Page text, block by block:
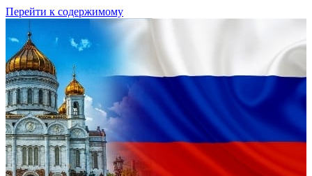
Перейти к содержимому